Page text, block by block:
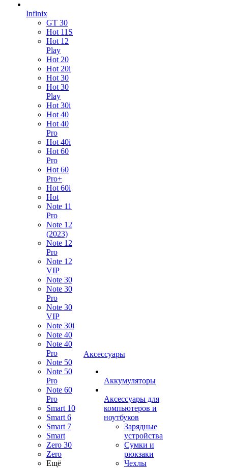
Infinix
GT 30
Hot 11S
Hot 12
Play
Hot 20
Hot 20i
Hot 30
Hot 30
Play
Hot 30i
Hot 40
Hot 40
Pro
Hot 40i
Hot 60
Pro
Hot 60
Pro+
Hot 60i
Hot
Note 11
Pro
Note 12
(2023)
Note 12
Pro
Note 12
VIP
Note 30
Note 30
Pro
Note 30
VIP
Note 30i
Note 40
Note 40
Pro
Note 50
Note 50
Pro
Note 60
Pro
Smart 10
Smart 6
Smart 7
Smart
Zero 30
Zero
Ещё
Аксессуары
Аккумуляторы
Аксессуары для
компьютеров и
ноутбуков
Зарядные
устройства
Сумки и
рюкзаки
Чехлы